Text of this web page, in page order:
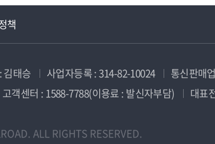
책
김태승 사업자등록 : 314-82-10024
통신판매
고객센터 : 1588-7788(이용료 : 발신자부담)
대표
ALL RIGHTS RESERVED.